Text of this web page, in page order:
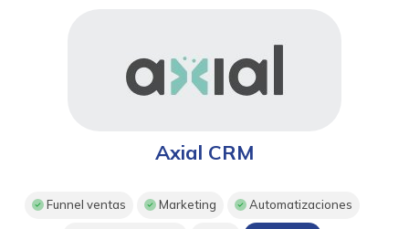
Axial CRM
Funnel ventas Marketing Automatizaciones